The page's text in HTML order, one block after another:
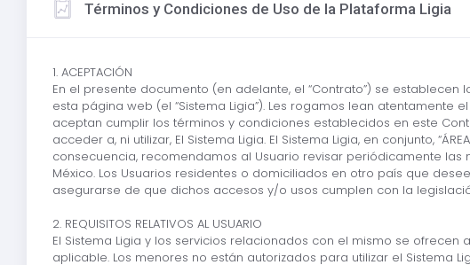
Términos y Condiciones de Uso de la Plataforma Ligia
1. ACEPTACIÓN
En el presente documento (en adelante, el “Contrato”) se
esta página web (el “Sistema Ligia”). Les rogamos lean atentamente el
aceptan cumplir los términos y condiciones establecidos en este
acceder a, ni utilizar, El Sistema Ligia. El Sistema Ligia, en conjunto,
consecuencia, recomendamos al Usuario revisar periódicamente
México. Los Usuarios residentes o domiciliados en otro país que
asegurarse de que dichos accesos y/o usos cumplen con la
2. REQUISITOS RELATIVOS AL USUARIO
El Sistema Ligia y los servicios relacionados con el mismo se
aplicable. Los menores no están autorizados para utilizar el Sistema